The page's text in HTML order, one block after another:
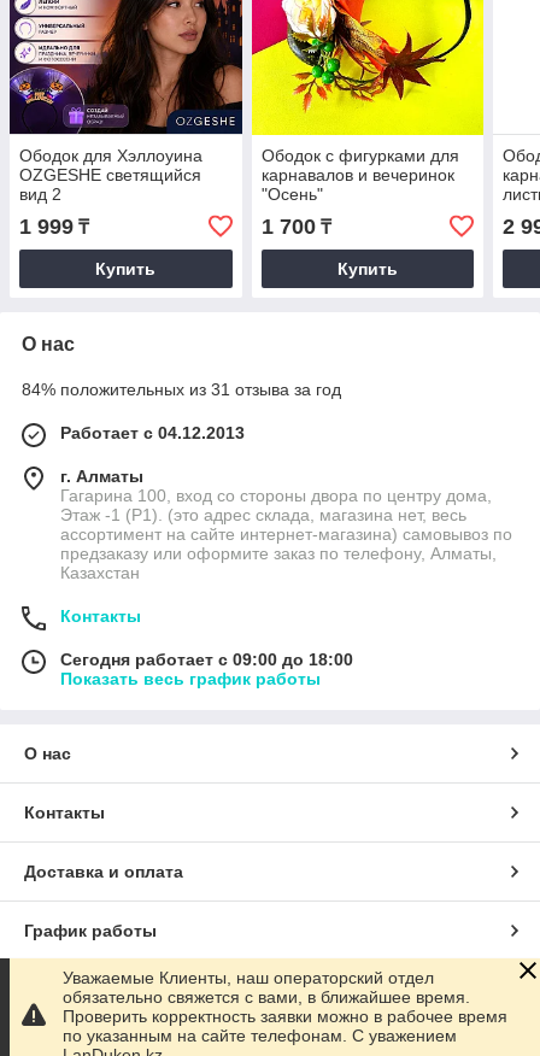
Ободок для Хэллоуина
OZGESHE светящийся
вид 2
1 999 ₸
Купить
Ободок с фигурками для
карнавалов и вечеринок
"Осень"
1 700₸
Купить
2
О нас
84% положительных из 31 отзыва за год
Работает с 04.12.2013
г. Алматы
Гагарина 100, вход со стороны двора по центру дома,
Этаж -1 (P1). (это адрес склада, магазина нет, весь
ассортимент на сайте интернет-магазина) самовывоз по
предзаказу или оформите заказ по телефону, Алматы,
Казахстан
Контакты
Сегодня работает с 09:00 до 18:00
Показать весь график работы
О нас
Контакты
Доставка и оплата
График работы
Полная версия сайта
Сайт создан на маркетплейсеSatu.kz
Уважаемые Клиенты, наш операторский отдел
обязательно свяжется с вами, в ближайшее время.
Проверить корректность заявки можно в рабочее время
по указанным на сайте телефонам. С уважением